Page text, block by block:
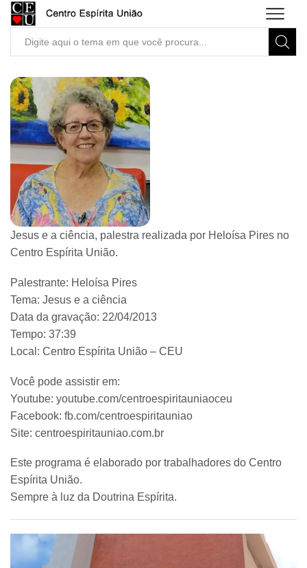
Search
Jesus e a ciência, palestra realizada por Heloísa Pires no
Centro Espírita União.
Palestrante: Heloísa Pires
Tema: Jesus e a ciência
Data da gravação: 22/04/2013
Tempo: 37:39
Local: Centro Espírita União – CEU
Você pode assistir em:
Youtube: youtube.com/centroespiritauniaoceu
Facebook: fb.com/centroespiritauniao
Site: centroespiritauniao.com.br
Este programa é elaborado por trabalhadores do Centro
Espírita União.
Sempre à luz da Doutrina Espírita.